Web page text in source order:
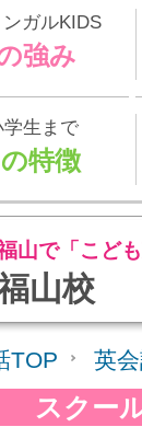
ガルKIDS
強み
生まで
特徴
山校
山で「こど
TOP 英
スクー